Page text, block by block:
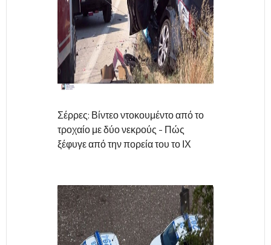
Σέρρες: Βίντεο ντοκουμέντο από το
τροχαίο με δύο νεκρούς - Πώς
ξέφυγε από την πορεία του το ΙΧ